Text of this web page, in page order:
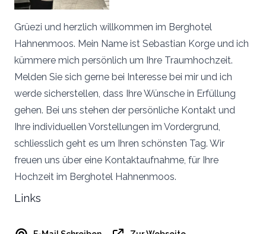
Grüezi und herzlich willkommen im Berghotel
Hahnenmoos. Mein Name ist Sebastian Korge und ich
kümmere mich persönlich um Ihre Traumhochzeit.
Melden Sie sich gerne bei Interesse bei mir und ich
werde sicherstellen, dass Ihre Wünsche in Erfüllung
gehen. Bei uns stehen der persönliche Kontakt und
Ihre individuellen Vorstellungen im Vordergrund,
schliesslich geht es um Ihren schönsten Tag. Wir
freuen uns über eine Kontaktaufnahme, für Ihre
Hochzeit im Berghotel Hahnenmoos.
Links